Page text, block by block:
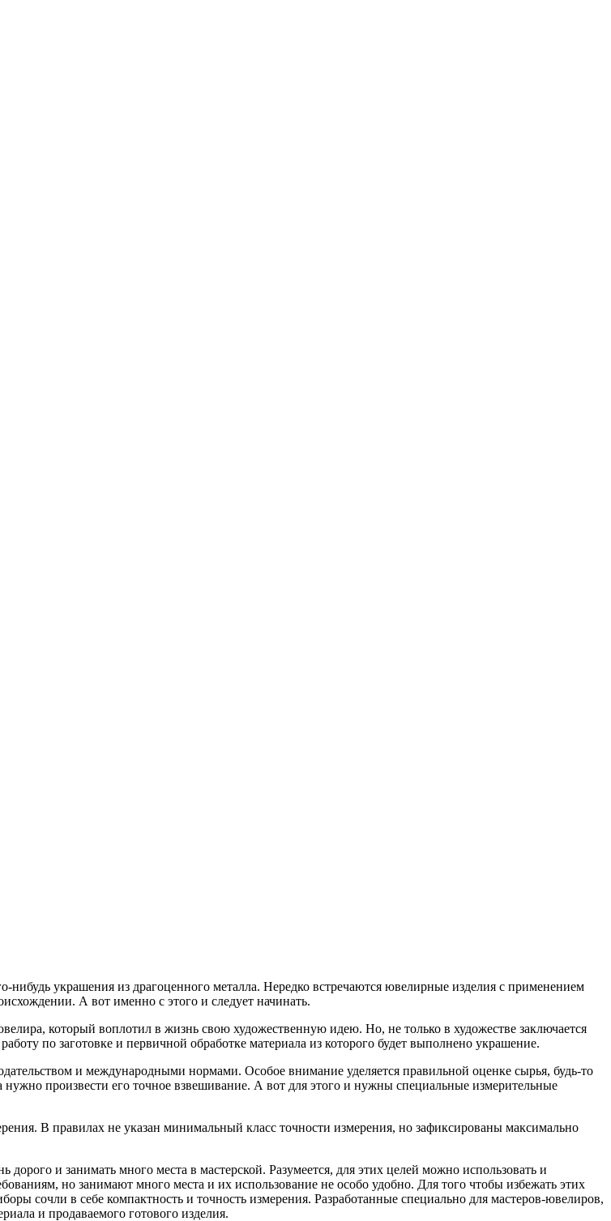
украшения из драгоценного металла. Нередко встречаются ювелирные изделия с применением
А вот именно с этого и следует начинать.
который воплотил в жизнь свою художественную идею. Но, не только в художестве заключается
по заготовке и первичной обработке материала из которого будет выполнено украшение.
и международными нормами. Особое внимание уделяется правильной оценке сырья, будь-то
произвести его точное взвешивание. А вот для этого и нужны специальные измерительные
В правилах не указан минимальный класс точности измерения, но зафиксированы максимально
дорого и занимать много места в мастерской. Разумеется, для этих целей можно использовать и
но занимают много места и их использование не особо удобно. Для того чтобы избежать этих
сочли в себе компактность и точность измерения. Разработанные специально для мастеров-ювелиров,
и продаваемого готового изделия.